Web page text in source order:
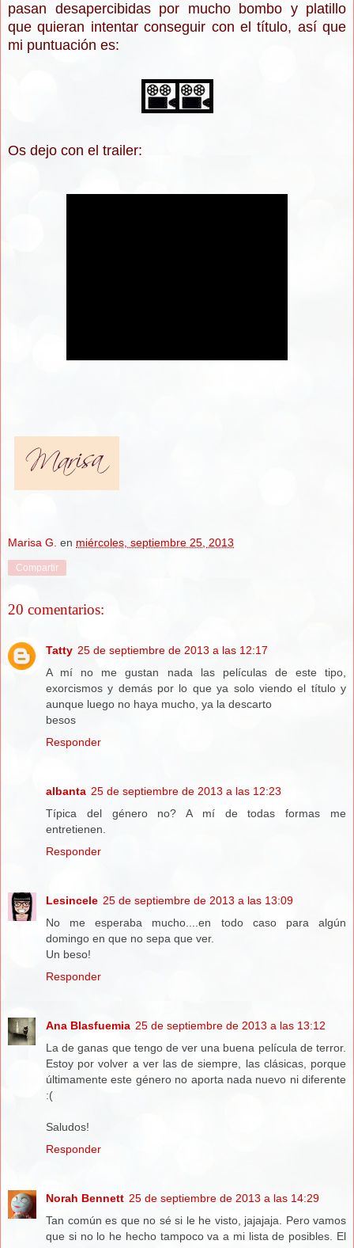
pasan desapercibidas por mucho bombo y platillo
que quieran intentar conseguir con el título, así que
mi puntuación es:
Os dejo con el trailer:
Marisa G. en miércoles, septiembre 25, 2013
Compartir
20 comentarios:
Tatty 25 de septiembre de 2013 a las 12:17
A mí no me gustan nada las películas de este tipo,
exorcismos y demás por lo que ya solo viendo el título y
aunque luego no haya mucho, ya la descarto
besos
Responder
albanta 25 de septiembre de 2013 a las 12:23
Típica del género no? A mí de todas formas me
entretienen.
Responder
Lesincele 25 de septiembre de 2013 a las 13:09
No me esperaba mucho....en todo caso para algún
domingo en que no sepa que ver.
Un beso!
Responder
Ana Blasfuemia 25 de septiembre de 2013 a las 13:12
La de ganas que tengo de ver una buena película de terror.
Estoy por volver a ver las de siempre, las clásicas, porque
últimamente este género no aporta nada nuevo ni diferente
:(
Saludos!
Responder
Norah Bennett 25 de septiembre de 2013 a las 14:29
Tan común es que no sé si le he visto, jajajaja. Pero vamos
que si no lo he hecho tampoco va a mi lista de posibles. El